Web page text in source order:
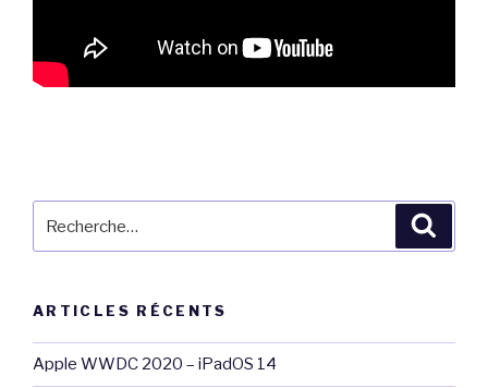
pour
ARTICLES RÉCENTS
Apple WWDC 2020 – iPadOS 14